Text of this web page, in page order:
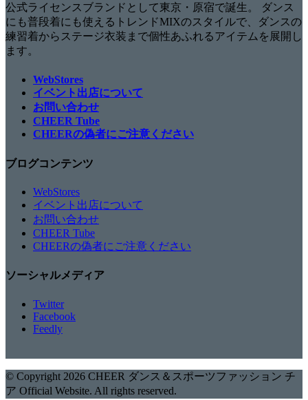
公式ライセンスブランドとして東京・原宿で誕生。 ダンス
にも普段着にも使えるトレンドMIXのスタイルで、ダンスの
練習着からステージ衣装まで個性あふれるアイテムを展開し
ます。
WebStores
イベント出店について
お問い合わせ
CHEER Tube
CHEERの偽者にご注意ください
ブログコンテンツ
WebStores
イベント出店について
お問い合わせ
CHEER Tube
CHEERの偽者にご注意ください
ソーシャルメディア
Twitter
Facebook
Feedly
© Copyright 2026 CHEER ダンス＆スポーツファッション チ
ア Official Website. All rights reserved.